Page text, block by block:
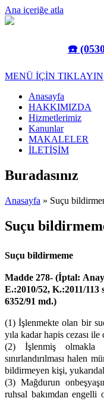
Ana içeriğe atla
☎️
MENÜ İÇİN TIKLAYIN
Anasayfa
HAKKIMIZDA
Hizmetlerimiz
Kanunlar
MAKALELER
İLETİŞİM
Buradasınız
Anasayfa » Suçu
Suçu
Suçu bildirmeme
Madde 278- (İptal:
E.:2010/52, K.:2011/113
6352/91 md.)
(1) İşlenmekte olan bir
yıla kadar hapis cezası ile
(2) İşlenmiş olmakla
sınırlandırılması halen
bildirmeyen kişi,
(3) Mağdurun
ruhsal bakımdan